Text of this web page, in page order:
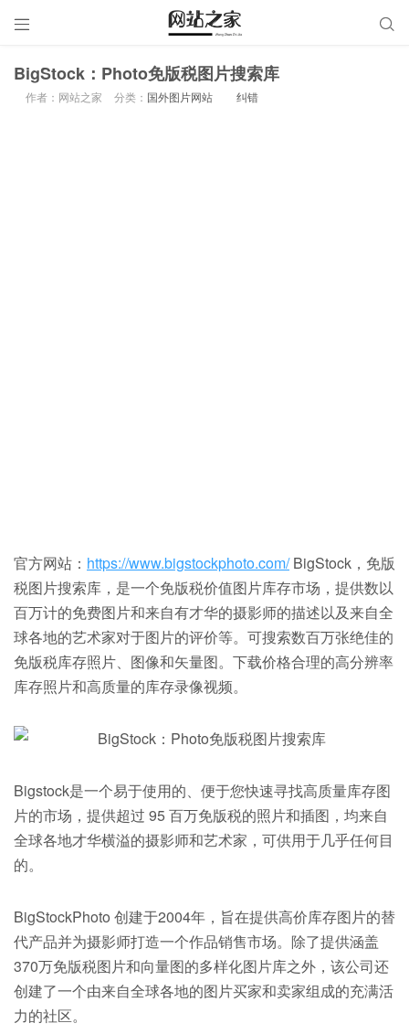
 
BigStock：Photo免版税图片搜索库
作者：网站之家 分类： 国外图片网站 纠错
官方网站： https://www.bigstockphoto.com/BigStock，免版
税图片搜索库，是一个免版税价值图片库存市场，提供数以
百万计的免费图片和来自有才华的摄影师的描述以及来自全
球各地的艺术家对于图片的评价等。可搜索数百万张绝佳的
免版税库存照片、图像和矢量图。下载价格合理的高分辨率
库存照片和高质量的库存录像视频。
Bigstock是一个易于使用的、便于您快速寻找高质量库存图
片的市场，提供超过 95 百万免版税的照片和插图，均来自
全球各地才华横溢的摄影师和艺术家，可供用于几乎任何目
的。
BigStockPhoto 创建于2004年，旨在提供高价库存图片的替
代产品并为摄影师打造一个作品销售市场。除了提供涵盖
370万免版税图片和向量图的多样化图片库之外，该公司还
创建了一个由来自全球各地的图片买家和卖家组成的充满活
力的社区。